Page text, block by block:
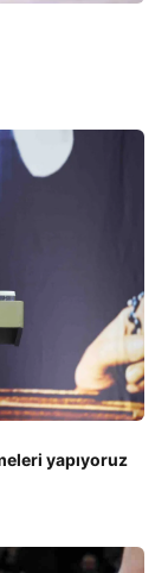
yapıyoruz